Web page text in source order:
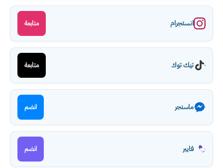
انستجرام متابعة
تيك توك متابعة
ماسنجر انضم
فايبر انضم